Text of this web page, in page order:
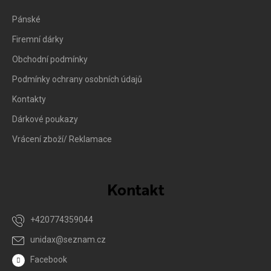
Pánské
Firemní dárky
Obchodní podmínky
Podmínky ochrany osobních údajů
Kontakty
Dárkové poukazy
Vrácení zboží/ Reklamace
Kontakt
unidax@seznam.cz
+420774359044
Facebook